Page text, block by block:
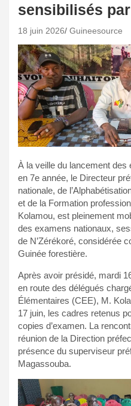
sensibilisés
18 juin 2026 Guineesource
À la veille du lancement des
en 7e année, le Directeur
nationale, de
et de la Formation
Kolamou, est pleinement
des examens nationaux,
de N’Zérékoré, considérée
Guinée forestière.
Après avoir présidé, mardi
en route des délégués
Élémentaires (CEE), M.
17 juin, les cadres retenus
copies d’examen. La
réunion de la Direction
présence du superviseur
Magassouba.